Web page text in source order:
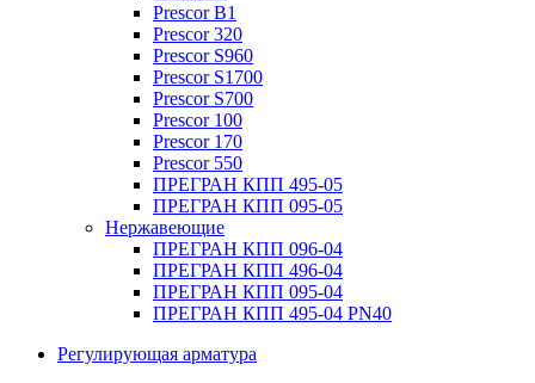
Prescor B1
Prescor 320
Prescor S960
Prescor S1700
Prescor S700
Prescor 100
Prescor 170
Prescor 550
ПРЕГРАН КПП 495-05
ПРЕГРАН КПП 095-05
Нержавеющие
ПРЕГРАН КПП 096-04
ПРЕГРАН КПП 496-04
ПРЕГРАН КПП 095-04
ПРЕГРАН КПП 495-04 PN40
Регулирующая арматура